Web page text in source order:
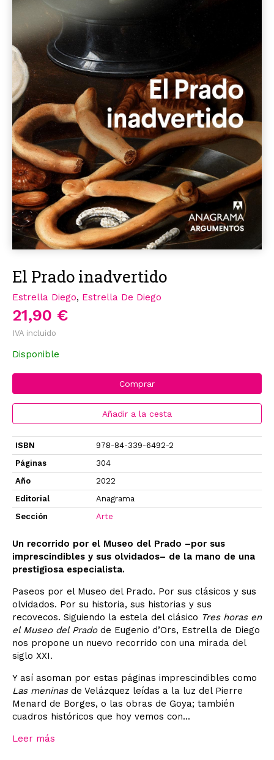
El Prado inadvertido
Estrella Diego, Estrella De Diego
21,90 €
IVA incluido
Disponible
Comprar
Añadir a la cesta
ISBN
978-84-339-6492-2
Páginas
304
Año
2022
Editorial
Anagrama
Sección
Arte
Un recorrido por el Museo del Prado –por sus
imprescindibles y sus olvidados– de la mano de una
prestigiosa especialista.
Paseos por el Museo del Prado. Por sus clásicos y sus
olvidados. Por su historia, sus historias y sus
recovecos. Siguiendo la estela del clásico Tres horas en
el Museo del Pradode Eugenio d’Ors, Estrella de Diego
nos propone un nuevo recorrido con una mirada del
siglo XXI.
Y así asoman por estas páginas imprescindibles como
Las meninasde Velázquez leídas a la luz del Pierre
Menard de Borges, o las obras de Goya; también
cuadros históricos que hoy vemos con...
Leer más